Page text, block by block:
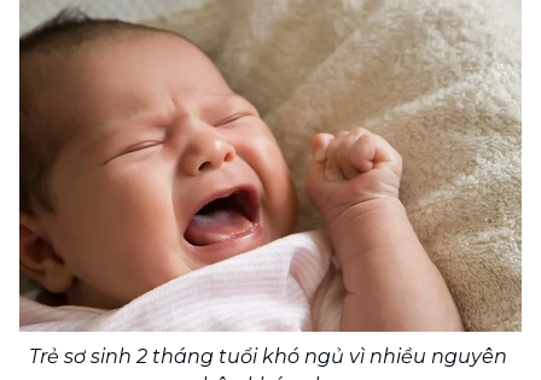
Trẻ sơ sinh 2 tháng tuổi khó ngủ vì nhiều nguyên